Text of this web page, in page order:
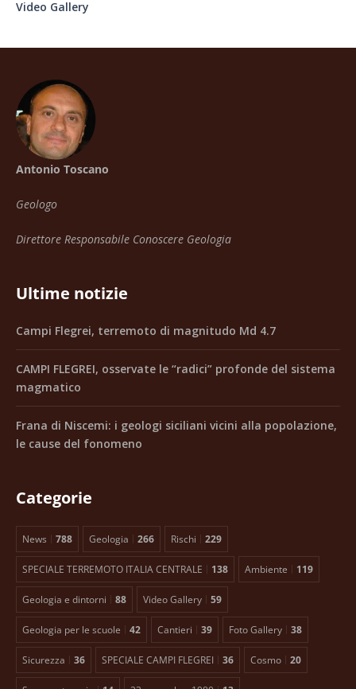
Video Gallery
Antonio Toscano
Geologo
Direttore Responsabile Conoscere Geologia
Ultime notizie
Campi Flegrei, terremoto di magnitudo Md 4.7
CAMPI FLEGREI, osservate le “radici” profonde del sistema
magmatico
Frana di Niscemi: i geologi siciliani vicini alla popolazione,
le cause del fonomeno
Categorie
News 788 Geologia 266 Rischi 229
SPECIALE TERREMOTO ITALIA CENTRALE 138 Ambiente 119
Geologia e dintorni 88 Video Gallery 59
Geologia per le scuole 42 Cantieri 39 Foto Gallery 38
Sicurezza 36 SPECIALE CAMPI FLEGREI 36 Cosmo 20